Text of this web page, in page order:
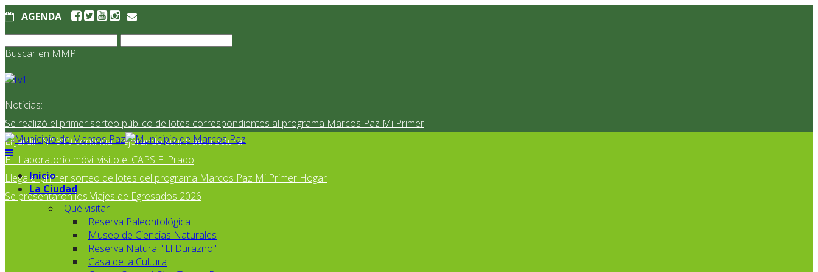
AGENDA
Buscar en MMP
Noticias:
Se realizó el primer sorteo público de lotes correspondientes al programa Marcos Paz Mi Primer
El Jardín N° 910 continúa mejorando su infraestructura
EL Laboratorio móvil visito el CAPS El Prado
Llega el primer sorteo de lotes del programa Marcos Paz Mi Primer Hogar
Se presentaron los Viajes de Egresados 2026
Inicio
La Ciudad
Qué visitar
Reserva Paleontológica
Museo de Ciencias Naturales
Reserva Natural "El Durazno"
Casa de la Cultura